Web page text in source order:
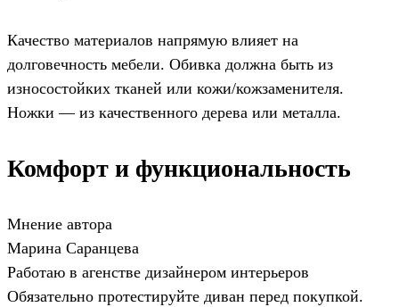
Качество материалов напрямую влияет на
долговечность мебели. Обивка должна быть из
износостойких тканей или кожи/кожзаменителя.
Ножки — из качественного дерева или металла.
Комфорт и функциональность
Мнение автора
Марина Саранцева
Работаю в агенстве дизайнером интерьеров
Обязательно протестируйте диван перед покупкой.